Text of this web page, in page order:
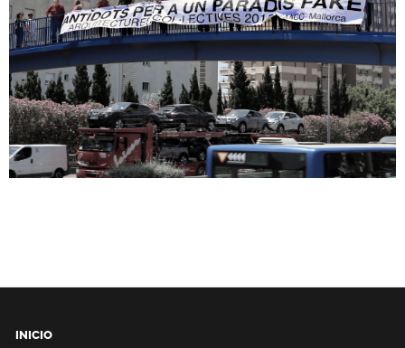
INICIO